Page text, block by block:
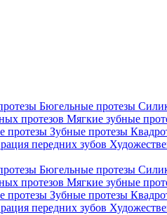
Бюгельные протезы
протезов Мягкие зубные
протезы Зубные протезы
передних зубов
Бюгельные протезы
протезов Мягкие зубные
протезы Зубные протезы
передних зубов